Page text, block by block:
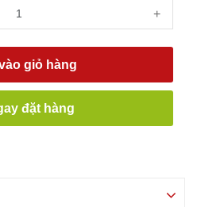
+
giỏ hàng
đặt hàng